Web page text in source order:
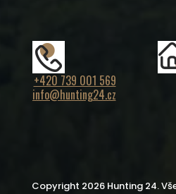
+420 739 001 569
info@hunting24.cz
Copyright 2026 Hunting 24.